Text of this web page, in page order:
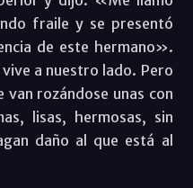
fraile y se presentó
de este hermano».
a nuestro lado. Pero
rozándose unas con
lisas, hermosas, sin
daño al que está al